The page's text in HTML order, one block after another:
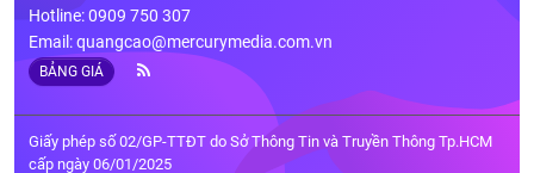
Hotline: 0909 750 307
Email:quangcao@mercurymedia.com.vn
BẢNG GIÁ
Giấy phép số 02/GP-TTĐT do Sở Thông Tin và Truyền Thông Tp.HCM
cấp ngày 06/01/2025